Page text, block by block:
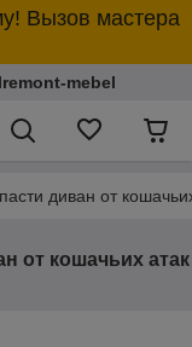
Вызов мастера
mebel
диван от
от кошачьих атак